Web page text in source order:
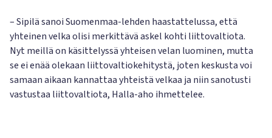
– Sipilä sanoi Suomenmaa-lehden haastattelussa, että
yhteinen velka olisi merkittävä askel kohti liittovaltiota.
Nyt meillä on käsittelyssä yhteisen velan luominen, mutta
se ei enää olekaan liittovaltiokehitystä, joten keskusta voi
samaan aikaan kannattaa yhteistä velkaa ja niin sanotusti
vastustaa liittovaltiota, Halla-aho ihmettelee.